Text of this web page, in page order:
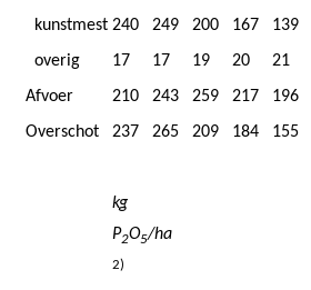
kunstmest 240 249 200 167 139
overig
17 17 19 20 21
Afvoer
210 243 259 217 196
Overschot
237 265 209 184 155
kg
P2O5/ha
2)